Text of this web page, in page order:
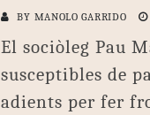
BY MANOLO GARRIDO
El sociòleg Pau
susceptibles de
adients per fer